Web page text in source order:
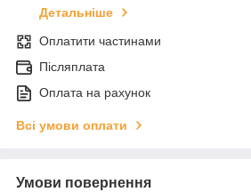
Детальніше
Оплатити частинами
Післяплата
Оплата на рахунок
Всі умови оплати
Умови повернення